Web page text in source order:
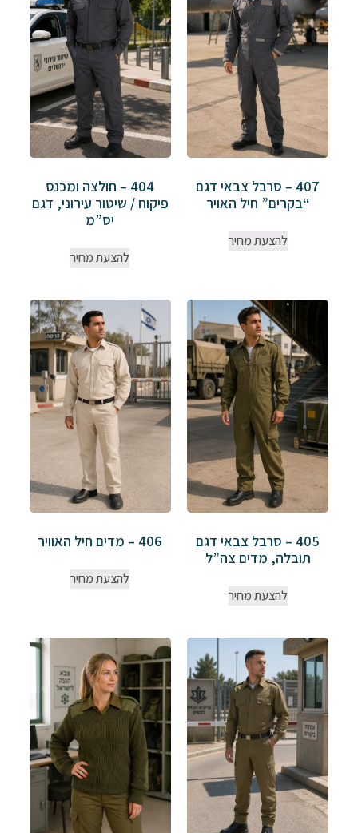
407 – סרבל צבאי דגם
“בקרים” חיל האויר
להצעת מחיר
404 – חולצה ומכנס
פיקוח / שיטור עירוני, דגם
יס”מ
להצעת מחיר
405 – סרבל צבאי דגם
תובלה, מדים צה”ל
להצעת מחיר
406 – מדים חיל האוויר
להצעת מחיר